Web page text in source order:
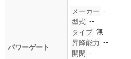
パワーゲート
メーカー -
型式 --
タイプ 無
昇降能力 --
開閉 -